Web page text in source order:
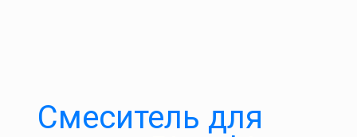
Смеситель для